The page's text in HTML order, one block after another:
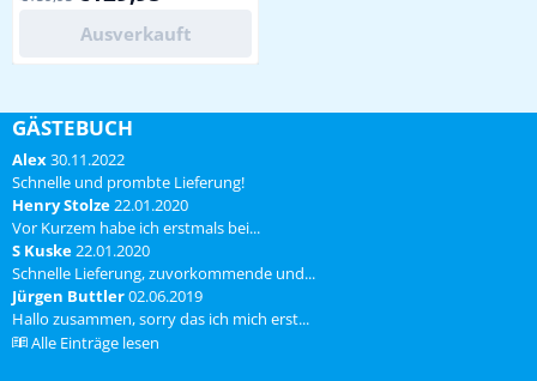
wordt geleverd in luxe
geschenkverpakking! Wordt
alleen bij ons met
software geleverd ! Elders
Deens/Duitstalig. Levering
inclusief draadloze th...
Ausverkauft
GÄSTEBUCH
Alex30.11.2022
Schnelle und prombte Lieferung!
Henry Stolze22.01.2020
Vor Kurzem habe ich erstmals bei...
S Kuske22.01.2020
Schnelle Lieferung, zuvorkommende und...
Jürgen Buttler02.06.2019
Hallo zusammen, sorry das ich mich erst...
Alle Einträge lesen